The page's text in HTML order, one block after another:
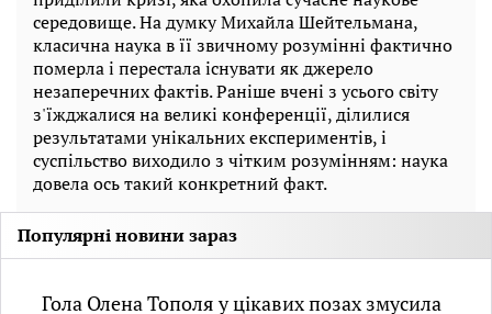
середовище. На думку Михайла Шейтельмана,
класична наука в її звичному розумінні фактично
померла і перестала існувати як джерело
незаперечних фактів. Раніше вчені з усього світу
з'їжджалися на великі конференції, ділилися
результатами унікальних експериментів, і
суспільство виходило з чітким розумінням: наука
довела ось такий конкретний факт.
Популярні новини зараз
Гола Олена Тополя у цікавих позах змусила